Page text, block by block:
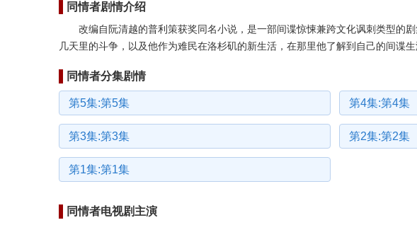
同情者剧情介绍
改编自阮清越的普利策获奖同名小说，是一部间谍惊悚兼跨文化讽刺类型的剧
几天里的斗争，以及他作为难民在洛杉矶的新生活，在那里他了解到自己的间谍生
同情者分集剧情
第5集:第5集 第4集:第4集
第3集:第3集 第2集:第2集
第1集:第1集
同情者电视剧主演